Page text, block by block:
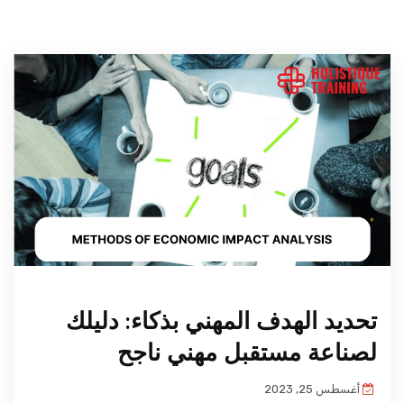
المدونة
تحديد الهدف المهني بذكاء: دليلك
لصناعة مستقبل مهني ناجح
أغسطس 25, 2023